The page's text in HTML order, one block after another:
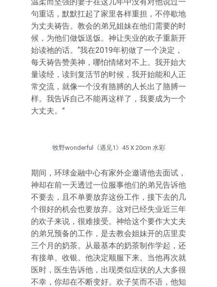
句重话，默默扛起了家里各样重担，不停歇地
为丈夫祷告。教会的弟兄姐妹在他们需要的时
候，为他们做饭送饭。神让失业的欢子重新开
始读祂的话。“我在2019年初做了一个决定，
每天祷告赞美神，哪怕情绪对不上。我开始大
量读经，读到复活节的时候，我开始能和人正
常交流，就像一个没有胳膊的人长出了胳膊一
样。我告诉自己不能再这样了，我要成为一个
大丈夫。”
牧野wonderful《遇见1》45 X 20cm 水彩
期间，环球金融中心有家外企邀请他去面试，
神却在前一天透过一位服事他们的弟兄告诉他
不要去，且不单要放弃这份工作，接下去的几
个很好的机会也要放弃。这对已经失业近三年
的欢子来说，很难接受。神给这个要作大丈夫
的弟兄预备的工作，是去教会姐妹开的店里卖
三个月的奶茶。从最基本的奶茶制作学起，还
有接单、收银。他决定顺服下来。当他再次就
医时，医生告诉他，出现类似症状的人大多很
不幸，你却在不断变好。欢子笑而不语，他知